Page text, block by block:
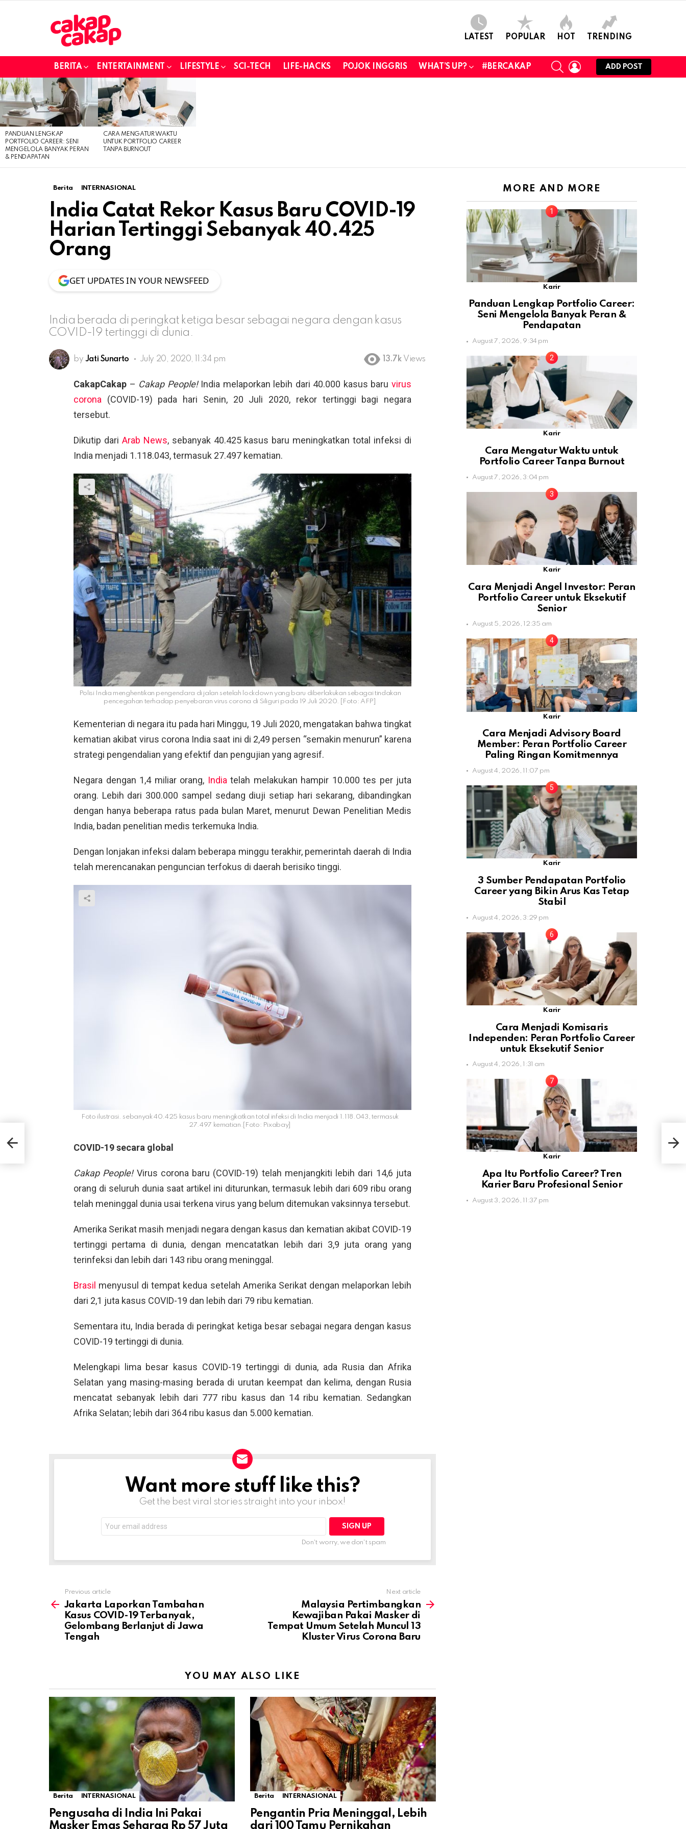
LATEST POPULAR HOT TRENDING
BERITA ENTERTAINMENT LIFESTYLE SCI-TECH LIFE-HACKS POJOK INGGRIS WHAT’S UP? #BERCAKAP
SEARCHLOGIN
ADD POST
LATEST
STORIES
PANDUAN LENGKAP
PORTFOLIO CAREER: SENI
MENGELOLA BANYAK PERAN
& PENDAPATAN
CARA MENGATUR WAKTU
UNTUK PORTFOLIO CAREER
TANPA BURNOUT
Berita INTERNASIONAL
India Catat Rekor Kasus Baru COVID-19
Harian Tertinggi Sebanyak 40.425
Orang
GET UPDATES IN YOUR NEWSFEED
India berada di peringkat ketiga besar sebagai negara dengan kasus
COVID-19 tertinggi di dunia.
by Jati Sunarto July 20, 2020, 11:34 pm 13.7k Views
CakapCakap – Cakap People!India melaporkan lebih dari 40.000 kasus baruvirus
corona (COVID-19) pada hari Senin, 20 Juli 2020, rekor tertinggi bagi negara
tersebut.
Dikutip dari Arab News, sebanyak 40.425 kasus baru meningkatkan total infeksi di
India menjadi 1.118.043, termasuk 27.497 kematian.
Polisi India menghentikan pengendara di jalan setelah lockdown yang baru diberlakukan sebagai tindakan
pencegahan terhadap penyebaran virus corona di Siliguri pada 19 Juli 2020. [Foto: AFP]
Kementerian di negara itu pada hari Minggu, 19 Juli 2020, mengatakan bahwa tingkat
kematian akibat virus corona India saat ini di 2,49 persen “semakin menurun” karena
strategi pengendalian yang efektif dan pengujian yang agresif.
Negara dengan 1,4 miliar orang, India telah melakukan hampir 10.000 tes per juta
orang. Lebih dari 300.000 sampel sedang diuji setiap hari sekarang, dibandingkan
dengan hanya beberapa ratus pada bulan Maret, menurut Dewan Penelitian Medis
India, badan penelitian medis terkemuka India.
Dengan lonjakan infeksi dalam beberapa minggu terakhir, pemerintah daerah di India
telah merencanakan penguncian terfokus di daerah berisiko tinggi.
Foto ilustrasi. sebanyak 40.425 kasus baru meningkatkan total infeksi di India menjadi 1.118.043, termasuk
27.497 kematian.[Foto: Pixabay]
COVID-19 secara global
Cakap People! Virus corona baru (COVID-19) telah menjangkiti lebih dari 14,6 juta
orang di seluruh dunia saat artikel ini diturunkan, termasuk lebih dari 609 ribu orang
telah meninggal dunia usai terkena virus yang belum ditemukan vaksinnya tersebut.
Amerika Serikat masih menjadi negara dengan kasus dan kematian akibat COVID-19
tertinggi pertama di dunia, dengan mencatatkan lebih dari 3,9 juta orang yang
terinfeksi dan lebih dari 143 ribu orang meninggal.
Brasil menyusul di tempat kedua setelah Amerika Serikat dengan melaporkan lebih
dari 2,1 juta kasus COVID-19 dan lebih dari 79 ribu kematian.
Sementara itu, India berada di peringkat ketiga besar sebagai negara dengan kasus
COVID-19 tertinggi di dunia.
Melengkapi lima besar kasus COVID-19 tertinggi di dunia, ada Rusia dan Afrika
Selatan yang masing-masing berada di urutan keempat dan kelima, dengan Rusia
mencatat sebanyak lebih dari 777 ribu kasus dan 14 ribu kematian. Sedangkan
Afrika Selatan; lebih dari 364 ribu kasus dan 5.000 kematian.
NEWSLETTERWant more stuff like this?
Get the best viral stories straight into your inbox!
address:
Don't worry, we don't spam
more
Previous article
Jakarta Laporkan Tambahan
Kasus COVID-19 Terbanyak,
Gelombang Berlanjut di Jawa
Tengah
Next article
Malaysia Pertimbangkan
Kewajiban Pakai Masker di
Tempat Umum Setelah Muncul 13
Kluster Virus Corona Baru
YOU MAY ALSO LIKE
Berita INTERNASIONAL
Pengusaha di India Ini Pakai
Masker Emas Seharga Rp 57 Juta
Berita INTERNASIONAL
Pengantin Pria Meninggal, Lebih
dari 100 Tamu Pernikahan
MORE AND MORE
Karir
Panduan Lengkap Portfolio Career:
Seni Mengelola Banyak Peran &
Pendapatan
August 7, 2026, 9:34 pm
Karir
Cara Mengatur Waktu untuk
Portfolio Career Tanpa Burnout
August 7, 2026, 3:04 pm
Karir
Cara Menjadi Angel Investor: Peran
Portfolio Career untuk Eksekutif
Senior
August 5, 2026, 12:35 am
Karir
Cara Menjadi Advisory Board
Member: Peran Portfolio Career
Paling Ringan Komitmennya
August 4, 2026, 11:07 pm
Karir
3 Sumber Pendapatan Portfolio
Career yang Bikin Arus Kas Tetap
Stabil
August 4, 2026, 3:29 pm
Karir
Cara Menjadi Komisaris
Independen: Peran Portfolio Career
untuk Eksekutif Senior
August 4, 2026, 1:31 am
Karir
Apa Itu Portfolio Career? Tren
Karier Baru Profesional Senior
August 3, 2026, 11:37 pm